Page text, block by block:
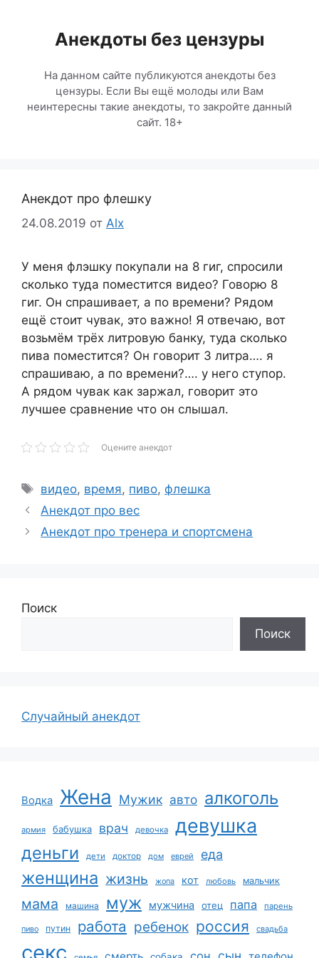
содержимомуАнекдоты без цензуры
На данном сайте публикуются анекдоты без
цензуры. Если Вы ещё молоды или Вам
неинтересны такие анекдоты, то закройте данный
сайт. 18+
Анекдот про флешку
24.08.2019 от Alx
У меня флэшку покупали на 8 гиг, спросили
сколько туда поместится видео? Говорю 8
гиг. Он спрашивает, а по времени? Рядом
ещё стоит чувак, это важно! Я отвечаю, вот
возьмём трёх литровую банку, туда сколько
пива поместится? Он говорит 3 литра…. я
спрашиваю, а по времени?…. у него ступор.
А рядом чувак как заржал, говорит это
лучшее сравнение что он слышал.
Оцените анекдот
Метки
видео, время, пиво, флешка
Анекдот про вес
Анекдот про тренера и спортсмена
Поиск
Поиск
Случайный анекдот
Водка Жена Мужик авто алкоголь
армия бабушка врач девочка девушка
деньги дети доктор дом еврей еда
женщина жизнь жопа кот любовь мальчик
мама машина муж мужчина отец папа парень
пиво путин работа ребенок россия свадьба
секс